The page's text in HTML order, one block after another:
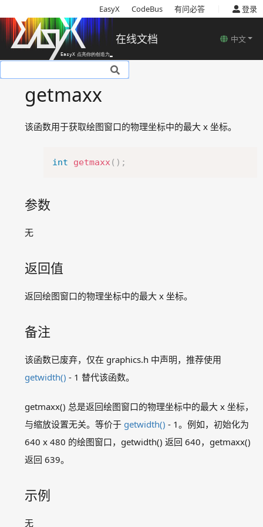
EasyX CodeBus 有问必答 登录
在线文档 中文
安装
基本概念
绘图设备相关函数
图形绘制相关函数
图像处理相关函数
其它函数
bar
drawpoly
getcolor
getmaxx
getx
gety
linerel
lineto
outtext
getmaxx
该函数用于获取绘图窗口的物理坐标中的最大 x 坐标。
int getmaxx( ) ;
参数
无
返回值
返回绘图窗口的物理坐标中的最大 x 坐标。
备注
该函数已废弃，仅在 graphics.h 中声明，推荐使用
getwidth() - 1 替代该函数。
getmaxx() 总是返回绘图窗口的物理坐标中的最大 x 坐标，
与缩放设置无关。等价于 getwidth() - 1。例如，初始化为
640 x 480 的绘图窗口，getwidth() 返回 640，getmaxx()
返回 639。
示例
无